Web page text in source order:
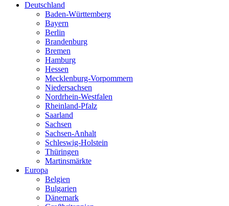
Deutschland
Baden-Württemberg
Bayern
Berlin
Brandenburg
Bremen
Hamburg
Hessen
Mecklenburg-Vorpommern
Niedersachsen
Nordrhein-Westfalen
Rheinland-Pfalz
Saarland
Sachsen
Sachsen-Anhalt
Schleswig-Holstein
Thüringen
Martinsmärkte
Europa
Belgien
Bulgarien
Dänemark